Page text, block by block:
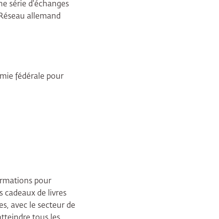
série d'échanges
allemand
fédérale pour
pour
cadeaux de livres
avec le secteur de